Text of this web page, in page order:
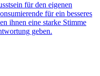
für den eigenen
für ein besseres
ihnen eine starke Stimme
geben.